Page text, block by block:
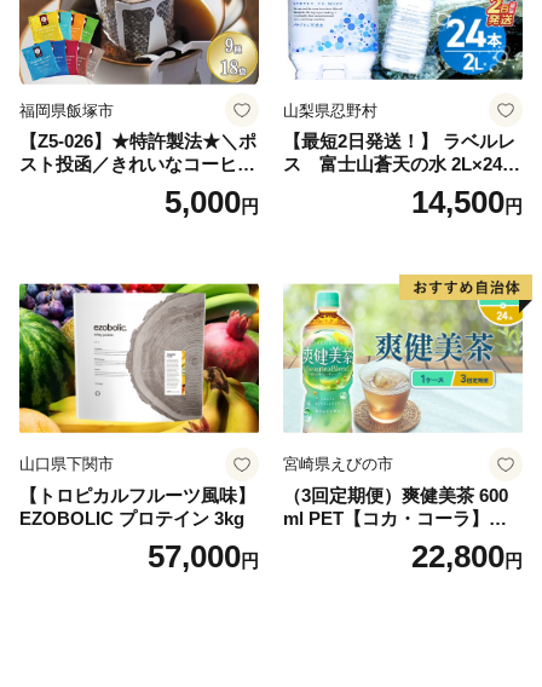
庭用 自宅用 ちゃ りょくちゃ
ふかむしちゃ 急須 甘み 川崎
町 送料無料
福岡県飯塚市
【Z5-026】★特許製法★＼ポ
スト投函／きれいなコーヒー
ドリップバッグ9種セット(18
袋)ゆうパケットでお届け！
5,000円
山梨県忍野村
【最短2日発送！】 ラベルレ
ス 富士山蒼天の水 2L×24本
（4ケース）※離島不可 天然
水 ミネラルウォーター 水 ペ
産 シリカ ミネラル 美容 備蓄
防災 長期保存 富士山 山梨県
忍野村
14,500円
山口県下関市
【トロピカルフルーツ風味】
EZOBOLIC プロテイン 3kg
57,000円
宮崎県えびの市
（3回定期便）爽健美茶 600
ml PET【コカ・コーラ】ペ
ットボトル 1ケース(24本) 定
期便 3回(72本) セット お茶
22,800円